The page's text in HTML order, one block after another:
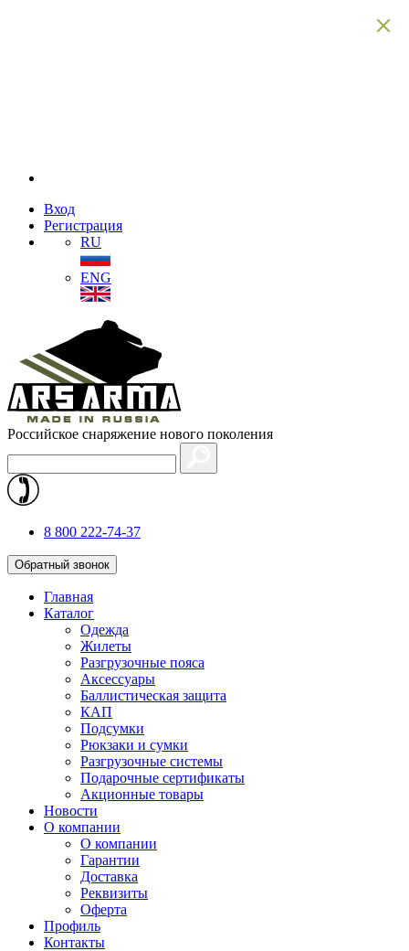
Вход
Регистрация
RU
ENG
Российское снаряжение нового поколения
8 800 222-74-37
Обратный звонок
Главная
Каталог
Одежда
Жилеты
Разгрузочные пояса
Аксессуары
Баллистическая защита
КАП
Подсумки
Рюкзаки и сумки
Разгрузочные системы
Подарочные сертификаты
Акционные товары
Новости
О компании
О компании
Гарантии
Доставка
Реквизиты
Оферта
Профиль
Контакты